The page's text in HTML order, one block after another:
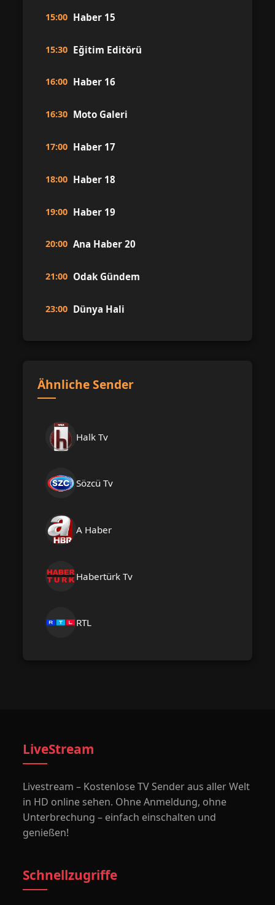
15:00 Haber 15
15:30 Eğitim Editörü
16:00 Haber 16
16:30 Moto Galeri
17:00 Haber 17
18:00 Haber 18
19:00 Haber 19
20:00 Ana Haber 20
21:00 Odak Gündem
23:00 Dünya Hali
Ähnliche Sender
Halk Tv
Sözcü Tv
A Haber
Habertürk Tv
RTL
LiveStream
Livestream – Kostenlose TV Sender aus aller Welt
in HD online sehen. Ohne Anmeldung, ohne
Unterbrechung – einfach einschalten und
genießen!
Schnellzugriffe